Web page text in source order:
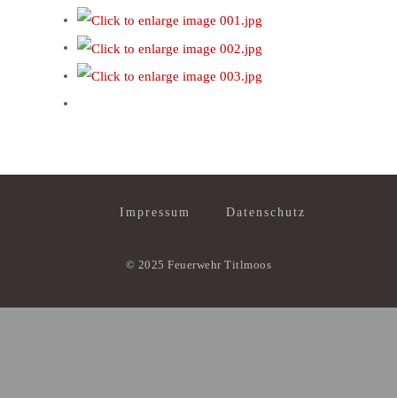
Impressum Datenschutz
© 2025 Feuerwehr Titlmoos